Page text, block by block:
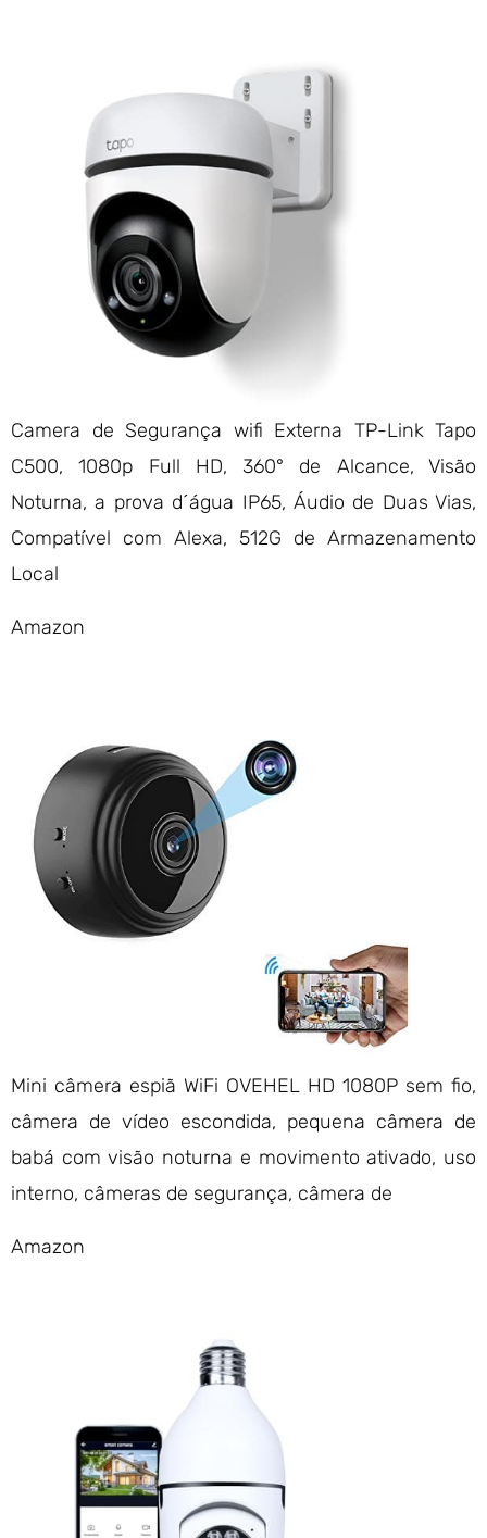
Camera de Segurança wifi Externa TP-Link Tapo
C500, 1080p Full HD, 360° de Alcance, Visão
Noturna, a prova d´água IP65, Áudio de Duas Vias,
Compatível com Alexa, 512G de Armazenamento
Local
Amazon
Mini câmera espiã WiFi OVEHEL HD 1080P sem fio,
câmera de vídeo escondida, pequena câmera de
babá com visão noturna e movimento ativado, uso
interno, câmeras de segurança, câmera de
Amazon